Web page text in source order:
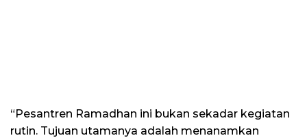
“Pesantren Ramadhan ini bukan sekadar kegiatan
rutin. Tujuan utamanya adalah menanamkan